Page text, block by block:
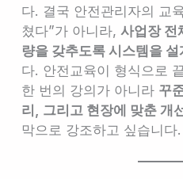
다. 결국 안전관리자의 교
쳤다”가 아니라, 사업장 전
량을 갖추도록 시스템을
다. 안전교육이 형식으로
한 번의 강의가 아니라 꾸
리, 그리고 현장에 맞춘 개
막으로 강조하고 싶습니다.